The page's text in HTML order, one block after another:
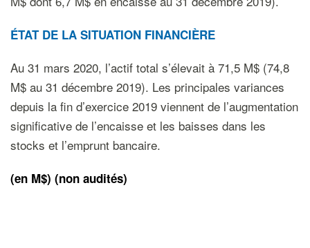
ÉTAT DE LA SITUATION FINANCIÈRE
Au 31 mars 2020, l’actif total s’élevait à 71,5 M$ (74,8
M$ au 31 décembre 2019). Les principales variances
depuis la fin d’exercice 2019 viennent de l’augmentation
significative de l’encaisse et les baisses dans les
stocks et l’emprunt bancaire.
(en M$) (non audités)